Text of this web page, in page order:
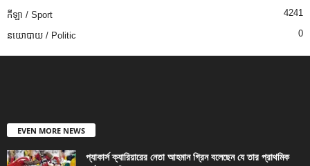
កីឡា / Sport 4241
នយោបាយ / Politic 0
EVEN MORE NEWS
প্যাকার্স ক্যারিয়ারের নেতা আহমান গ্রিন বলেছেন যে তার প্রাথমিক